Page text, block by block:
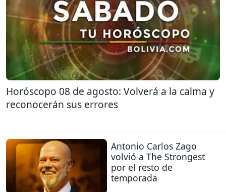
Horóscopo 08 de agosto: Volverá a la calma y
reconocerán sus errores
Antonio Carlos Zago
volvió a The Strongest
por el resto de
temporada